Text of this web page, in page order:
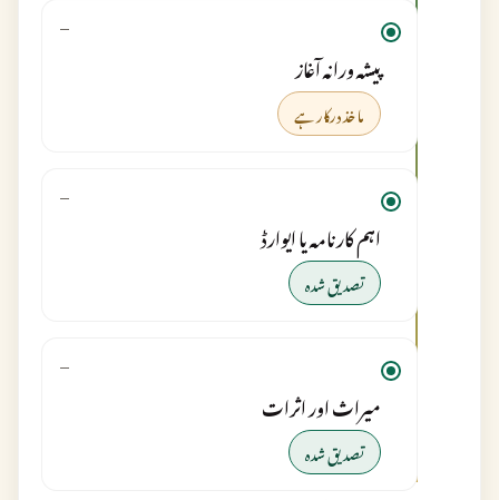
—
پیشہ ورانہ آغاز
ماخذ درکار ہے
—
اہم کارنامہ یا ایوارڈ
تصدیق شدہ
—
میراث اور اثرات
تصدیق شدہ